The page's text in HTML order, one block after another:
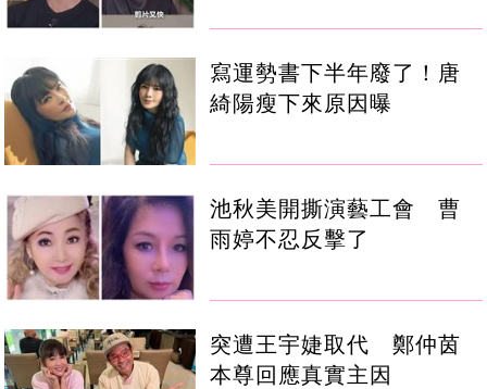
寫運勢書下半年廢了！唐
綺陽瘦下來原因曝
池秋美開撕演藝工會 曹
雨婷不忍反擊了
突遭王宇婕取代 鄭仲茵
本尊回應真實主因